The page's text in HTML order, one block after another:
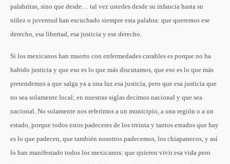
palabritas, sino que desde… tal vez ustedes desde su infancia hasta su
niñez o juventud han escuchado siempre esta palabra: que queremos ese
derecho, esa libertad, esa justicia y ese derecho.
Si los mexicanos han muerto con enfermedades curables es porque no ha
habido justicia y que eso es lo que más discutamos, que eso es lo que más
pretendemos a que salga ya a una luz esa justicia, pero que esa justicia que
no sea solamente local; en nuestras siglas decimos nacional y que sea
nacional. No solamente nos referimos a un municipio, a una región o a un
estado, porque todos estos padeceres de los treinta y tantos estados que hay
es lo que padecen, que también nosotros padecemos, los chiapanecos, y así
lo han manifestado todos los mexicanos: que quieren vivir esa vida pero